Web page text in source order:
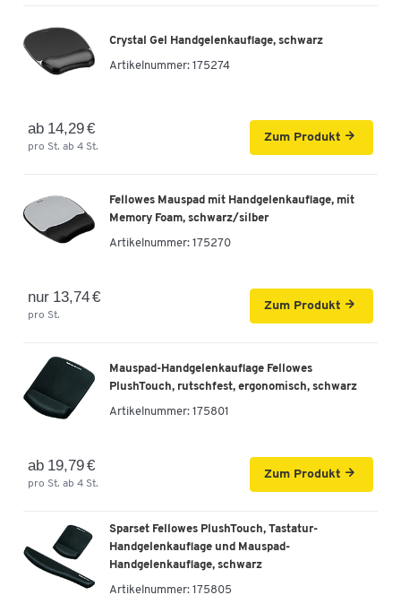
Crystal Gel Handgelenkauflage, schwarz
Artikelnummer: 175274
ab 14,29 €
pro St. ab 4 St.
Zum Produkt
Fellowes Mauspad mit Handgelenkauflage, mit
Memory Foam, schwarz/silber
Artikelnummer: 175270
nur 13,74 €
pro St.
Zum Produkt
Mauspad-Handgelenkauflage Fellowes
PlushTouch, rutschfest, ergonomisch, schwarz
Artikelnummer: 175801
ab 19,79 €
pro St. ab 4 St.
Zum Produkt
Sparset Fellowes PlushTouch, Tastatur-
Handgelenkauflage und Mauspad-
Handgelenkauflage, schwarz
Artikelnummer: 175805